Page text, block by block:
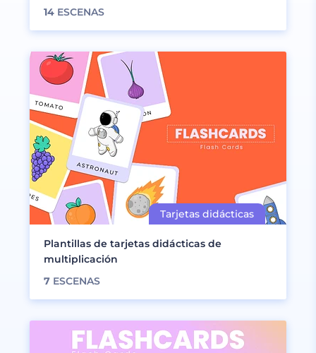
14 ESCENAS
Plantillas de tarjetas didácticas de
multiplicación
7 ESCENAS